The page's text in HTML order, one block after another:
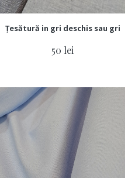
Țesătură in gri deschis sau gri
50 lei